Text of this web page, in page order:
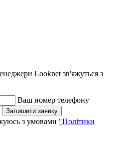
Looknet зв'яжуться з
Ваш номер телефону
Залишити заявку
з умовами "Політики